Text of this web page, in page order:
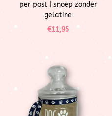
per post | snoep zonder
gelatine
€11,95